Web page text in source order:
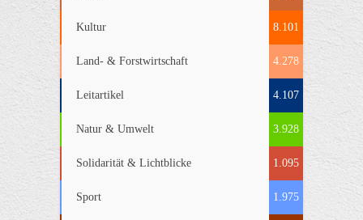
Kultur 8.101
Land- & Forstwirtschaft 4.278
Leitartikel 4.107
Natur & Umwelt 3.928
Solidarität & Lichtblicke 1.095
Sport 1.975